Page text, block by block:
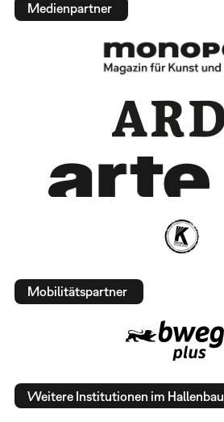
Medienpartner
Mobilitätspartner
Weitere Institutionen im Hallenbau